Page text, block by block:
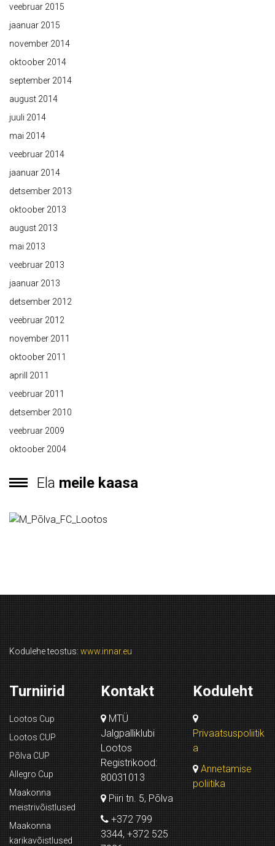
veebruar 2015
jaanuar 2015
november 2014
oktoober 2014
september 2014
august 2014
juuli 2014
mai 2014
veebruar 2014
jaanuar 2014
detsember 2013
oktoober 2013
august 2013
mai 2013
veebruar 2013
jaanuar 2013
detsember 2012
veebruar 2012
november 2011
oktoober 2011
aprill 2011
veebruar 2011
detsember 2010
veebruar 2009
oktoober 2004
Ela meile kaasa
Kodulehe teostus: www.innar.eu
Turniirid
Lootos Cup
Lootos CUP
Põlva CUP
Allegro Cup
Maakonna
meistrivõistlused
Maakonna
karikavõistlused
Kontakt
MTÜ
Jalgpalliklubi
Lootos
Registrikood:
80031013
Piiri tn. 5, Põlva
+372 799
3344, +372 525
Koduleht
Privaatsuspoliitik
a
Annetamise
poliitika